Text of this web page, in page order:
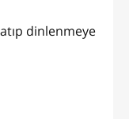
dinlenmeye